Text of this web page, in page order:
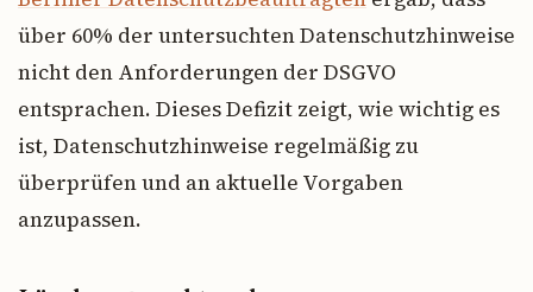
über 60% der untersuchten Datenschutzhinweise
nicht den Anforderungen der DSGVO
entsprachen. Dieses Defizit zeigt, wie wichtig es
ist, Datenschutzhinweise regelmäßig zu
überprüfen und an aktuelle Vorgaben
anzupassen.